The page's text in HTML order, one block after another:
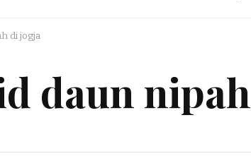
di jogja
daun